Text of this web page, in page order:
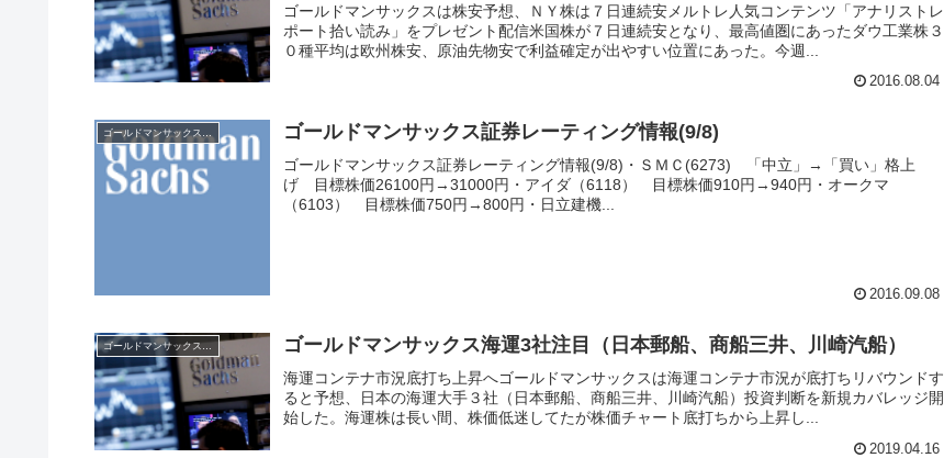
ゴールドマンサックスは株安予想、ＮＹ株は７日連続安メルトレ人気コンテンツ「アナリストレ
ポート拾い読み」をプレゼント配信米国株が７日連続安となり、最高値圏にあったダウ工業株３
０種平均は欧州株安、原油先物安で利益確定が出やすい位置にあった。今週...
2016.08.04
ゴールドマンサックス証券 ゴールドマンサックス証券レーティング情報(9/8)
ゴールドマンサックス証券レーティング情報(9/8)・ＳＭＣ(6273) 「中立」→「買い」格上
げ 目標株価26100円→31000円・アイダ（6118） 目標株価910円→940円・オークマ
（6103） 目標株価750円→800円・日立建機...
2016.09.08
ゴールドマンサックス証券 ゴールドマンサックス海運3社注目（日本郵船、商船三井、川崎汽船）
海運コンテナ市況底打ち上昇へゴールドマンサックスは海運コンテナ市況が底打ちリバウンドす
ると予想、日本の海運大手３社（日本郵船、商船三井、川崎汽船）投資判断を新規カバレッジ開
始した。海運株は長い間、株価低迷してたが株価チャート底打ちから上昇し...
2019.04.16